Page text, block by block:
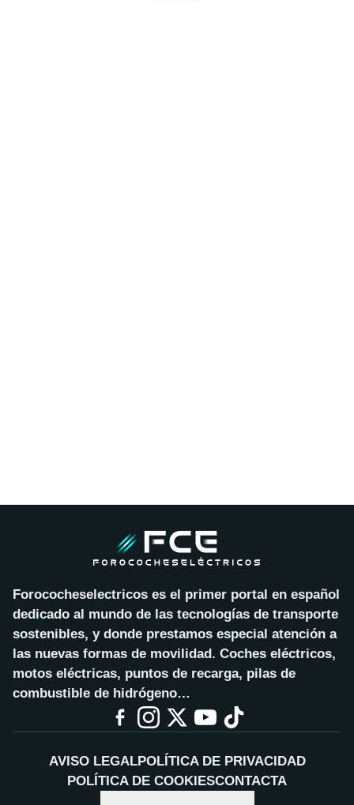
Forococheselectricos es el primer portal en español
dedicado al mundo de las tecnologías de transporte
sostenibles, y donde prestamos especial atención a
las nuevas formas de movilidad. Coches eléctricos,
motos eléctricas, puntos de recarga, pilas de
combustible de hidrógeno…
AVISO LEGALPOLÍTICA DE PRIVACIDAD
POLÍTICA DE COOKIESCONTACTA